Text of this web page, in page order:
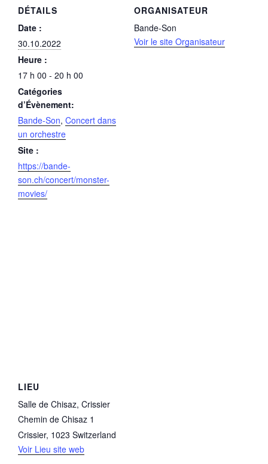
DÉTAILS
Date :
30.10.2022
Heure :
17 h 00 - 20 h 00
Catégories
d’Évènement:
Bande-Son, Concert dans
un orchestre
Site :
https://bande-
son.ch/concert/monster-
movies/
ORGANISATEUR
Bande-Son
Voir le site Organisateur
LIEU
Salle de Chisaz, Crissier
Chemin de Chisaz 1
Crissier, 1023 Switzerland
Voir Lieu site web